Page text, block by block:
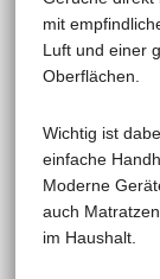
mit
Luft und einer
Oberflächen.
Wichtig ist
einfache
Moderne
auch
im Haushalt.